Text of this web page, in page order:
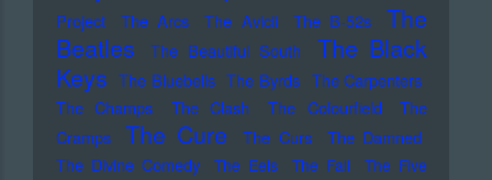
Project
The Arcs The Avicii The B-52s
The
Beatles
The Beautiful South
The Black
Keys The Bluebells The Byrds The Carpenters
The Champs
The Clash The Colourfield
The
Cramps
The Cure The Curs
The Damned
The Divine Comedy
The Eels The Fall
The Five